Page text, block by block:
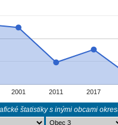
2001 2011 2017
štatistiky s inými obcami